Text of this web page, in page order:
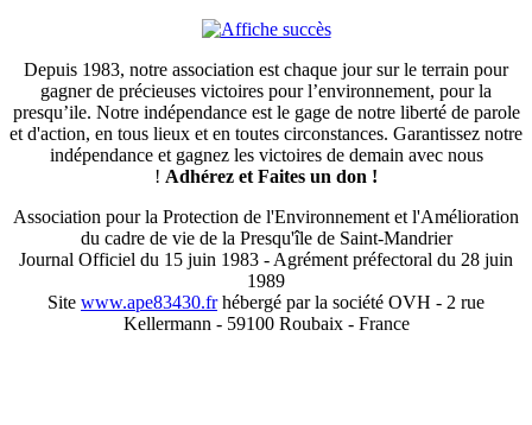
Depuis 1983, notre association est chaque jour sur le terrain pour
gagner de précieuses victoires pour l’environnement, pour la
presqu’ile. Notre indépendance est le gage de notre liberté de parole
et d'action, en tous lieux et en toutes circonstances. Garantissez notre
indépendance et gagnez les victoires de demain avec nous
! Adhérez et Faites un don !
Association pour la Protection de l'Environnement et l'Amélioration
du cadre de vie de la Presqu'île de Saint-Mandrier
Journal Officiel du 15 juin 1983 - Agrément préfectoral du 28 juin
1989
Site www.ape83430.frhébergé par la société OVH - 2 rue
Kellermann - 59100 Roubaix - France